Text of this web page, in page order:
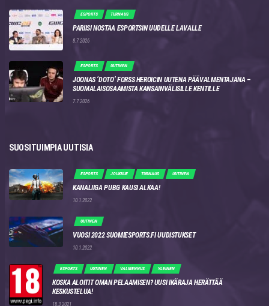
ESPORTS TURNAUS
PARIISI NOSTAA ESPORTSIN UUDELLE LAVALLE
8.7.2026
ESPORTS UUTINEN
JOONAS ‘DOTO’ FORSS HEROICIN UUTENA PÄÄVALMENTAJANA –
SUOMALAISOSAAMISTA KANSAINVÄLISILLE KENTILLE
7.7.2026
SUOSITUIMPIA UUTISIA
ESPORTS JOUKKUE TURNAUS UUTINEN
KANALIIGA PUBG KAUSI ALKAA!
10.1.2022
UUTINEN
VUOSI 2022 SUOMIESPORTS.FI UUDISTUKSET
10.1.2022
ESPORTS UUTINEN VALMENNUS YLEINEN
KOSKA ALOITIT OMAN PELAAMISEN? UUSI IKÄRAJA HERÄTTÄÄ
KESKUSTELUA!
18.3.2021